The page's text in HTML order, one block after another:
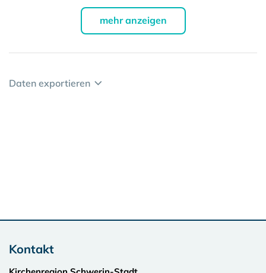
mehr anzeigen
Daten exportieren
Kontakt